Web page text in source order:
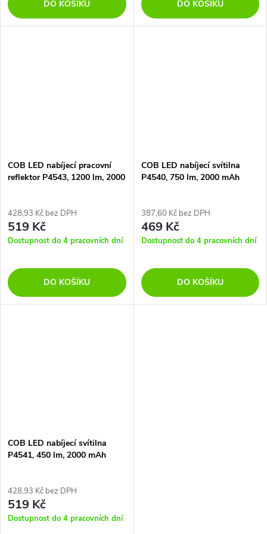
DO KOŠÍKU DO KOŠÍKU
COB LED nabíjecí pracovní
reflektor P4543, 1200 lm, 2000
428,93 Kč bez DPH
519 Kč
Dostupnost do 4 pracovních dní
DO KOŠÍKU
COB LED nabíjecí svítilna
P4540, 750 lm, 2000 mAh
387,60 Kč bez DPH
469 Kč
Dostupnost do 4 pracovních dní
DO KOŠÍKU
COB LED nabíjecí svítilna
P4541, 450 lm, 2000 mAh
428,93 Kč bez DPH
519 Kč
Dostupnost do 4 pracovních dní